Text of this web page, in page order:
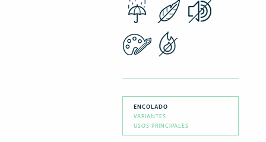
ENCOLADO
VARIANTES
USOS PRINCIPALES